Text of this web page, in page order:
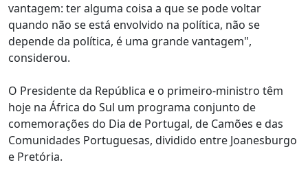
vantagem: ter alguma coisa a que se pode voltar
quando não se está envolvido na política, não se
depende da política, é uma grande vantagem",
considerou.
O Presidente da República e o primeiro-ministro têm
hoje na África do Sul um programa conjunto de
comemorações do Dia de Portugal, de Camões e das
Comunidades Portuguesas, dividido entre Joanesburgo
e Pretória.